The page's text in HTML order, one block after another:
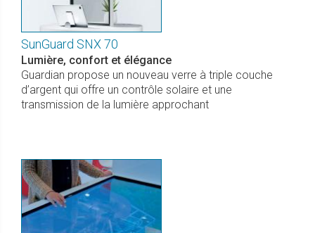
SunGuard SNX 70
Lumière, confort et élégance
Guardian propose un nouveau verre à triple couche
d’argent qui offre un contrôle solaire et une
transmission de la lumière approchant